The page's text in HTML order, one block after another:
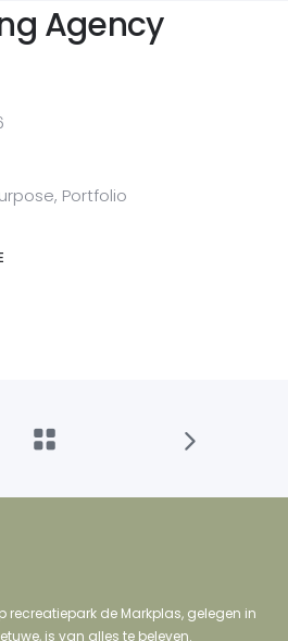
Agency
Portfolio
recreatiepark de Markplas, gelegen in
is van alles te beleven.